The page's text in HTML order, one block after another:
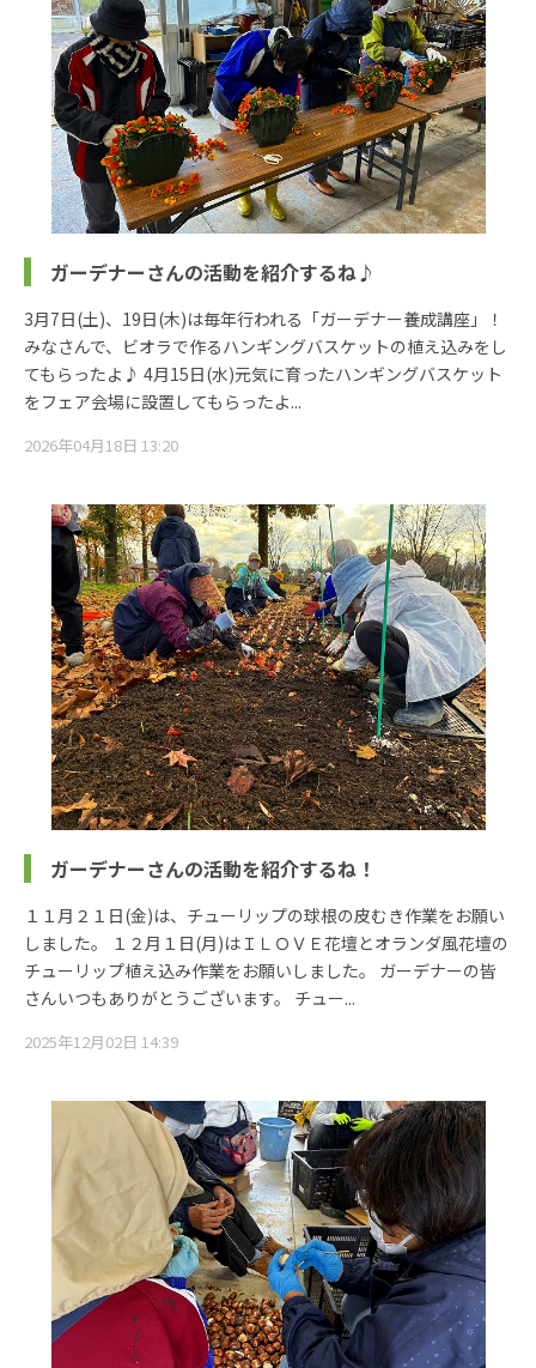
ガーデナーさんの活動を紹介するね♪
3月7日(土)、19日(木)は毎年行われる「ガーデナー養成講座」！
みなさんで、ビオラで作るハンギングバスケットの植え込みをし
てもらったよ♪ 4月15日(水)元気に育ったハンギングバスケット
をフェア会場に設置してもらったよ...
2026年04月18日 13:20
ガーデナーさんの活動を紹介するね！
１１月２１日(金)は、チューリップの球根の皮むき作業をお願い
しました。 １２月１日(月)はＩＬＯＶＥ花壇とオランダ風花壇の
チューリップ植え込み作業をお願いしました。 ガーデナーの皆
さんいつもありがとうございます。 チュー...
2025年12月02日 14:39